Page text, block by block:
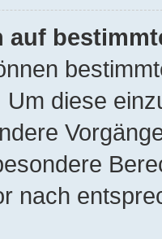
auf
diese
nach